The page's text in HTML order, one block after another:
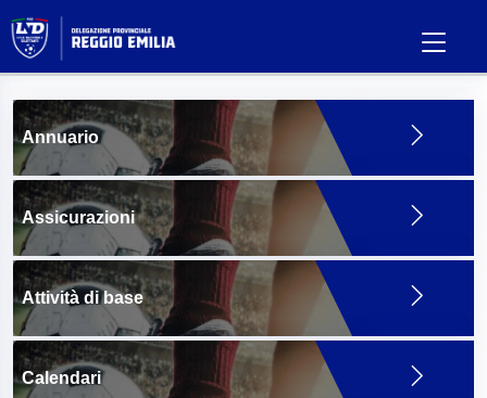
Annuario
Assicurazioni
Attività di base
Calendari